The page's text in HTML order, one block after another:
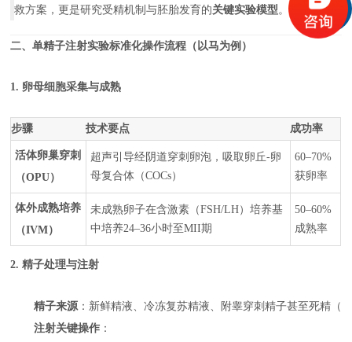
救方案，更是研究受精机制与胚胎发育的关键实验模型。
二、单精子注射实验标准化操作流程（以马为例）
1. 卵母细胞采集与成熟
步骤 技术要点 成功率
活体卵巢穿刺
（OPU）
超声引导经阴道穿刺卵泡，吸取卵丘-卵
母复合体（COCs）
60–70%
获卵率
体外成熟培养
（IVM）
未成熟卵子在含激素（FSH/LH）培养基
中培养24–36小时至MII期
50–60%
成熟率
2. 精子处理与注射
精子来源 ：新鲜精液、冷冻复苏精液、附睾穿刺精子甚至死精（
注射关键操作 ：